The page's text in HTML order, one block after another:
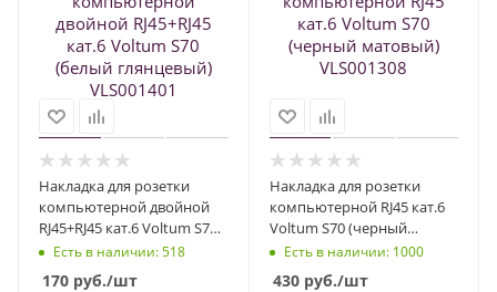
Накладка для розетки
компьютерной двойной
RJ45+RJ45 кат.6 Voltum S70
(белый глянцевый)
VLS001401
Есть в наличии: 518
170 руб./шт
Накладка для розетки
компьютерной RJ45 кат.6
Voltum S70 (черный
матовый) VLS001308
Есть в наличии: 1000
430руб./шт